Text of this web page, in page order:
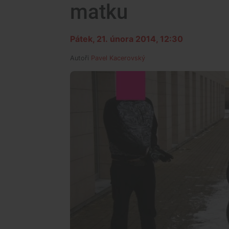
matku
Pátek, 21. února 2014, 12:30
Autoři Pavel Kacerovský